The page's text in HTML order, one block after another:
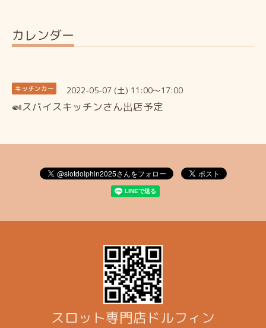
カレンダー
キッチンカー 2022-05-07 (土) 11:00～17:00
🍛スパイスキッチンさん出店予定
スロット専門店ドルフィン